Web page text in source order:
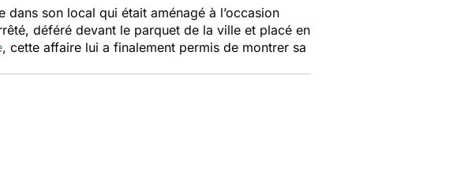
son local qui était aménagé à l’occasion
déféré devant le parquet de la ville et placé en
, cette affaire lui a finalement permis de montrer sa